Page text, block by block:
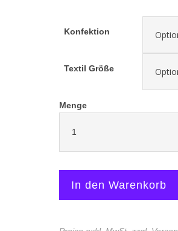
Konfektion
Textil Größe
Menge
BIO
Menge
In den Warenkorb